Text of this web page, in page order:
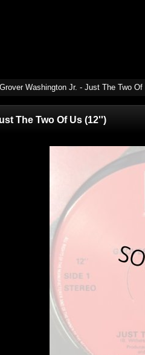
Grover Washington Jr. - Just The Two Of
The Two Of Us (12'')